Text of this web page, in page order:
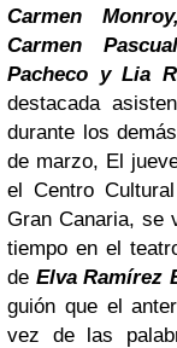
Carmen
Carmen
Pacheco y Lia
destacada
durante los
de marzo, El
el Centro
Gran Canaria, se
tiempo en el
de Elva Ramírez
guión que el
vez de las